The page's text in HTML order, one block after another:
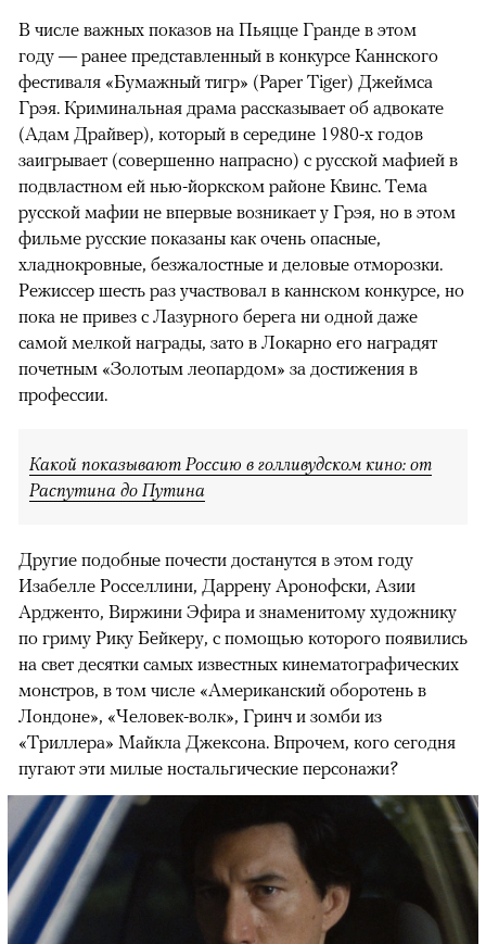
В числе важных показов на Пьяцце Гранде в этом
году — ранее представленный в конкурсе Каннского
фестиваля «Бумажный тигр» (Paper Tiger) Джеймса
Грэя. Криминальная драма рассказывает об адвокате
(Адам Драйвер), который в середине 1980-х годов
заигрывает (совершенно напрасно) с русской мафией в
подвластном ей нью-йоркском районе Квинс. Тема
русской мафии не впервые возникает у Грэя, но в этом
фильме русские показаны как очень опасные,
хладнокровные, безжалостные и деловые отморозки.
Режиссер шесть раз участвовал в каннском конкурсе, но
пока не привез с Лазурного берега ни одной даже
самой мелкой награды, зато в Локарно его наградят
почетным «Золотым леопардом» за достижения в
профессии.
Какой показывают Россию в голливудском кино: от
Распутина до Путина
Другие подобные почести достанутся в этом году
Изабелле Росселлини, Даррену Аронофски, Азии
Ардженто, Виржини Эфира и знаменитому художнику
по гриму Рику Бейкеру, с помощью которого появились
на свет десятки самых известных кинематографических
монстров, в том числе «Американский оборотень в
Лондоне», «Человек-волк», Гринч и зомби из
«Триллера» Майкла Джексона. Впрочем, кого сегодня
пугают эти милые ностальгические персонажи?